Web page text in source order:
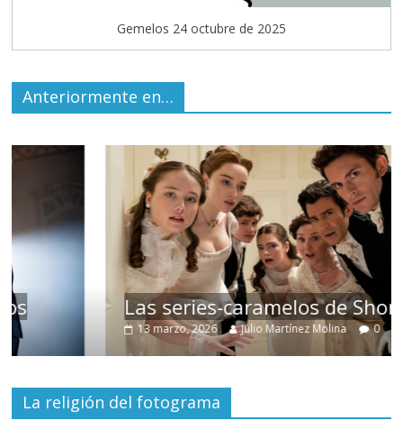
Gemelos 24 octubre de 2025
Anteriormente en…
Las series-caramelos de Shondaland
Julio Martínez Molina 0
La religión del fotograma